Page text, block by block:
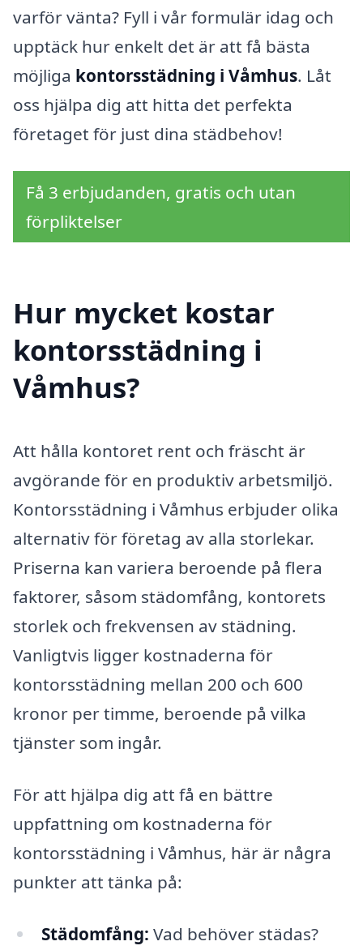
varför vänta? Fyll i vår formulär idag och
upptäck hur enkelt det är att få bästa
möjliga kontorsstädning i Våmhus. Låt
oss hjälpa dig att hitta det perfekta
företaget för just dina städbehov!
Få 3 erbjudanden, gratis och utan
förpliktelser
Hur mycket kostar
kontorsstädning i
Våmhus?
Att hålla kontoret rent och fräscht är
avgörande för en produktiv arbetsmiljö.
Kontorsstädning i Våmhus erbjuder olika
alternativ för företag av alla storlekar.
Priserna kan variera beroende på flera
faktorer, såsom städomfång, kontorets
storlek och frekvensen av städning.
Vanligtvis ligger kostnaderna för
kontorsstädning mellan 200 och 600
kronor per timme, beroende på vilka
tjänster som ingår.
För att hjälpa dig att få en bättre
uppfattning om kostnaderna för
kontorsstädning i Våmhus, här är några
punkter att tänka på:
Städomfång: Vad behöver städas?